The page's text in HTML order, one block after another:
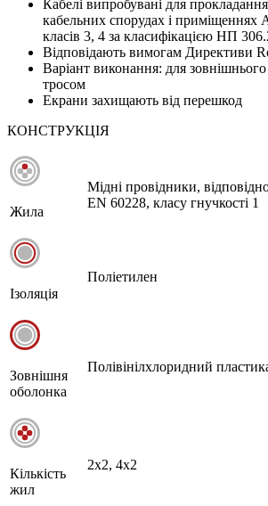
Кабелі випробувані для
кабельних спорудах і приміщеннях
класів 3, 4 за класифікацією НП
Відповідають вимогам Директиви
Варіант виконання: для зовнішнього
тросом
Екрани захищають від перешкод
КОНСТРУКЦІЯ
Жила
Мідні провідники,
EN 60228, класу гнучкості 1
Ізоляція
Поліетилен
Зовнішня
оболонка
Полівінілхлоридний
Кількість
жил
2х2, 4х2